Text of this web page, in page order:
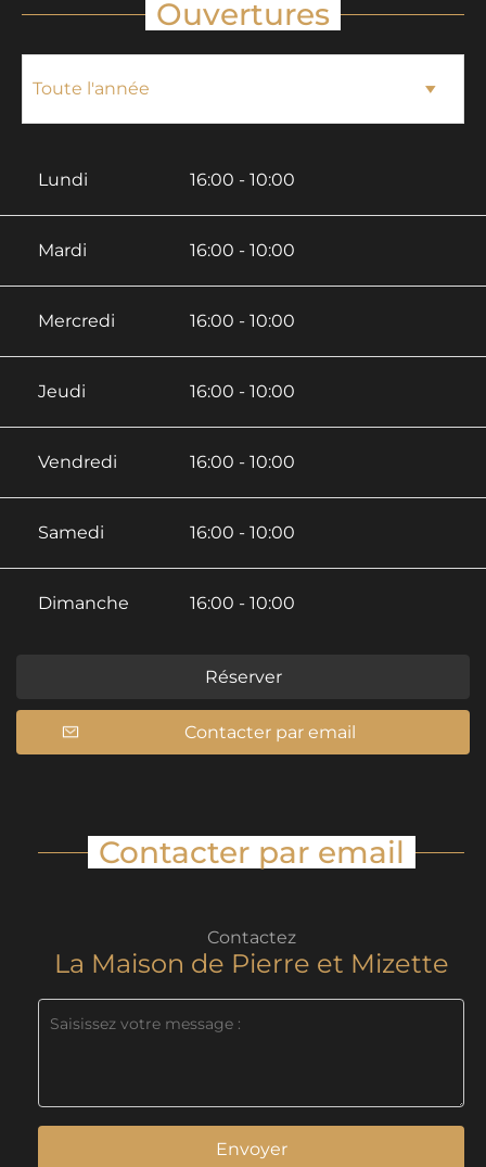
Ouvertures
Lundi 16:00 - 10:00
Mardi 16:00 - 10:00
Mercredi 16:00 - 10:00
Jeudi 16:00 - 10:00
Vendredi 16:00 - 10:00
Samedi 16:00 - 10:00
Dimanche 16:00 - 10:00
Réserver
Contacter par email
Contacter par email
Contactez
La Maison de Pierre et Mizette
Envoyer